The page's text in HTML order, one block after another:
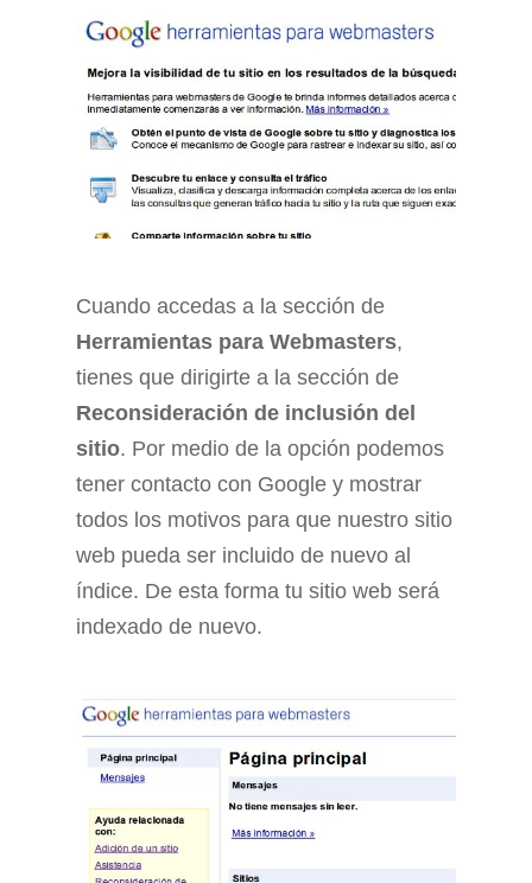
Cuando accedas a la sección de
Herramientas para Webmasters,
tienes que dirigirte a la sección de
Reconsideración de inclusión del
sitio. Por medio de la opción podemos
tener contacto con Google y mostrar
todos los motivos para que nuestro sitio
web pueda ser incluido de nuevo al
índice. De esta forma tu sitio web será
indexado de nuevo.